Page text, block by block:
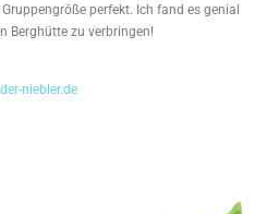
perfekt. Ich fand es genial
Berghütte zu verbringen!
niebler.de